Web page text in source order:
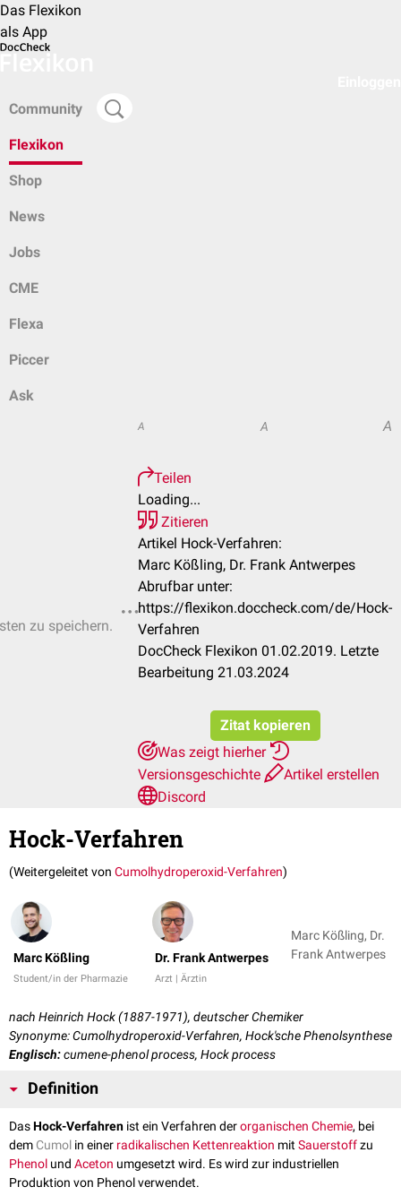
Das Flexikon
als App
Community
Flexikon
Shop
News
Jobs
CME
Flexa
Piccer
Ask
zu speichern.
A A A
Teilen
Loading...
Zitieren
Artikel Hock-Verfahren:
Marc Kößling, Dr. Frank Antwerpes
Abrufbar unter:
https://flexikon.doccheck.com/de/Hock-
Verfahren
DocCheck Flexikon 01.02.2019. Letzte
Bearbeitung 21.03.2024
Zitat kopieren
Was zeigt hierher
Versionsgeschichte
Artikel erstellen
Discord
Hock-Verfahren
(Weitergeleitet von Cumolhydroperoxid-Verfahren)
Marc Kößling
Student/in der Pharmazie
Dr. Frank Antwerpes
Arzt | Ärztin
Marc Kößling, Dr.
Frank Antwerpes
nach Heinrich Hock (1887-1971), deutscher Chemiker
Synonyme: Cumolhydroperoxid-Verfahren, Hock'sche Phenolsynthese
Englisch:cumene-phenol process, Hock process
Definition
DasHock-Verfahren ist ein Verfahren derorganischen Chemie, bei
dem Cumol in einer radikalischen Kettenreaktion mitSauerstoffzu
Phenol und Aceton umgesetzt wird. Es wird zur industriellen
Produktion von Phenol verwendet.